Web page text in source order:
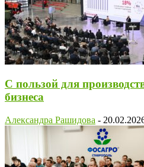
С пользой для
бизнеса
Александра Рашидова -